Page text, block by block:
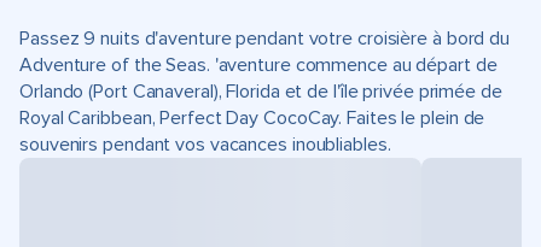
Passez 9 nuits d'aventure pendant votre croisière à bord du
Adventure of the Seas. 'aventure commence au départ de
Orlando (Port Canaveral), Florida et de l'île privée primée de
Royal Caribbean, Perfect Day CocoCay. Faites le plein de
souvenirs pendant vos vacances inoubliables.